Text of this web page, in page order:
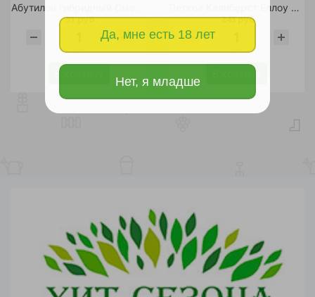
Да, мне есть 18 лет
Нет, я младше
31 руб.
шт
В корзину
Петхоа Калиберст Еллоу 5шт/10
243 руб.
шт
В корзину